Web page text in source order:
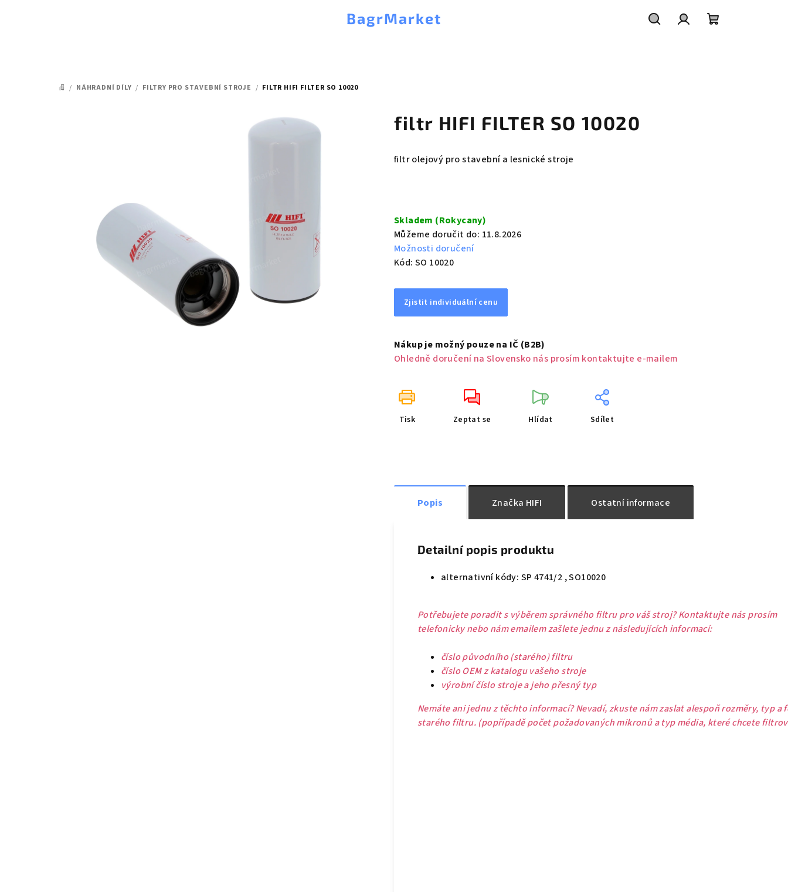
BagrMarket
DOMŮ
/ NÁHRADNÍ DÍLY / FILTRY PRO STAVEBNÍ STROJE / FILTR HIFI FILTER SO 10020
filtr HIFI FILTER SO 10020
filtr olejový pro stavební a lesnické stroje
cena:
Skladem (Rokycany)
Můžeme doručit do: 11.8.2026
Možnosti doručení
Kód: SO 10020
Zjistit individuální cenu
Nákup je možný pouze na IČ (B2B)
Ohledně doručení na Slovensko nás prosím kontaktujte e-mailem
Tisk Zeptat se Hlídat Sdílet
Popis Značka HIFI Ostatní informace
Detailní popis produktu
alternativní kódy: SP 4741/2 , SO10020
Potřebujete poradit s výběrem správného filtru pro váš stroj? Kontaktujte nás prosím
telefonicky nebo nám emailem zašlete jednu z následujících informací:
číslo původního (starého) filtru
číslo OEM z katalogu vašeho stroje
výrobní číslo stroje a jeho přesný typ
Nemáte ani jednu z těchto informací? Nevadí, zkuste nám zaslat alespoň rozměry, typ a
starého filtru. (popřípadě počet požadovaných mikronů a typ média, které chcete